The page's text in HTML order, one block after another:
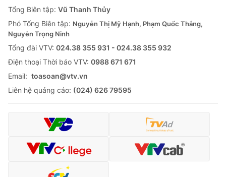
Tổng Biên tập: Vũ Thanh Thủy
Phó Tổng Biên tập: Nguyễn Thị Mỹ Hạnh, Phạm Quốc Thắng,
Nguyễn Trọng Ninh
Tổng đài VTV: 024.38 355 931 - 024.38 355 932
Ðiện thoại Thời báo VTV: 0988 671 671
Email: toasoan@vtv.vn
Liên hệ quảng cáo: (024) 626 79595